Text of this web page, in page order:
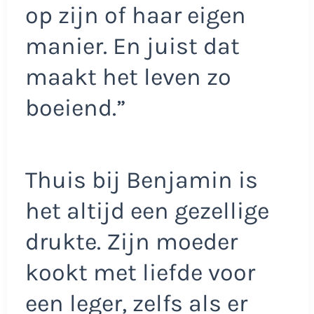
op zijn of haar eigen
manier. En juist dat
maakt het leven zo
boeiend.”
Thuis bij Benjamin is
het altijd een gezellige
drukte. Zijn moeder
kookt met liefde voor
een leger, zelfs als er